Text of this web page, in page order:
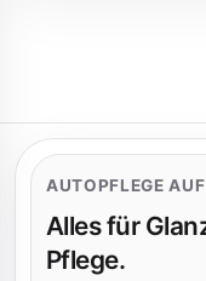
AUTOPFLEGE
Alles für
Pflege.